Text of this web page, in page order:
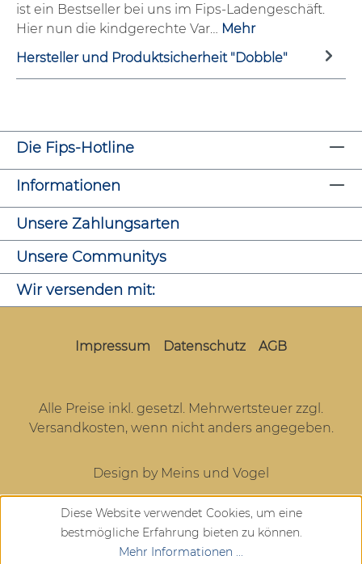
ist ein Bestseller bei uns im Fips-Ladengeschäft.
Hier nun die kindgerechte Var… Mehr
Hersteller und Produktsicherheit "Dobble"
Die Fips-Hotline
Informationen
Unsere Zahlungsarten
Unsere Communitys
Wir versenden mit:
Impressum Datenschutz AGB
Alle Preise inkl. gesetzl. Mehrwertsteuer zzgl.
Versandkosten, wenn nicht anders angegeben.
Design by Meins und Vogel
Diese Website verwendet Cookies, um eine
bestmögliche Erfahrung bieten zu können.
Mehr Informationen ...